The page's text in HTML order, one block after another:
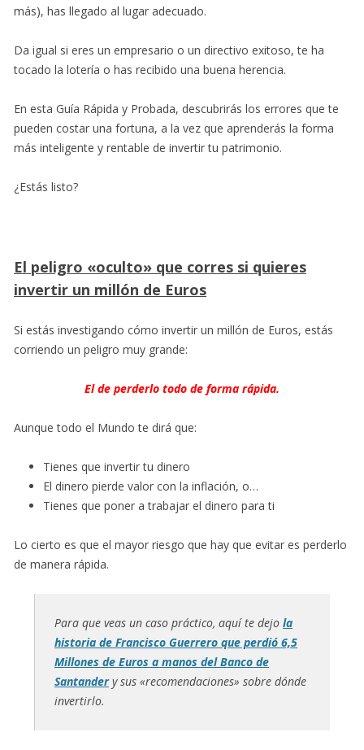
más), has llegado al lugar adecuado.
Da igual si eres un empresario o un directivo exitoso, te ha
tocado la lotería o has recibido una buena herencia.
En esta Guía Rápida y Probada, descubrirás los errores que te
pueden costar una fortuna, a la vez que aprenderás la forma
más inteligente y rentable de invertir tu patrimonio.
¿Estás listo?
El peligro «oculto» que corres si quieres
invertir un millón de Euros
Si estás investigando cómo invertir un millón de Euros, estás
corriendo un peligro muy grande:
El de perderlo todo de forma rápida.
Aunque todo el Mundo te dirá que:
Tienes que invertir tu dinero
El dinero pierde valor con la inflación, o…
Tienes que poner a trabajar el dinero para ti
Lo cierto es que el mayor riesgo que hay que evitar es perderlo
de manera rápida.
Para que veas un caso práctico, aquí te dejo la
historia de Francisco Guerrero que perdió 6,5
Millones de Euros a manos del Banco de
Santandery sus «recomendaciones» sobre dónde
invertirlo.